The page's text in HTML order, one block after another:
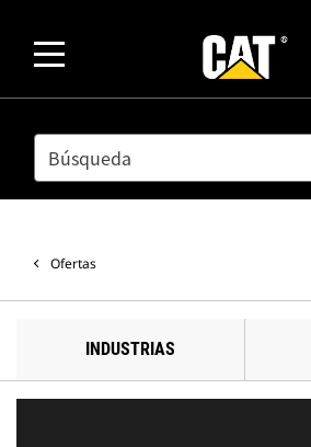
SEARCH
Ofertas
INDUSTRIAS